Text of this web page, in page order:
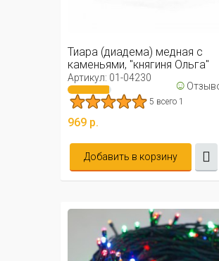
Тиара (диадема) медная с
каменьями, "княгиня Ольга"
Артикул: 01-04230 ☺
5 всего 1
969 р.
Добавить в корзину